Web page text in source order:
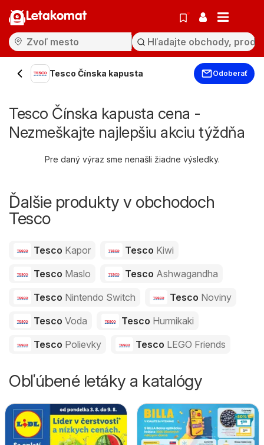
Letakomat
Tesco Čínska kapusta Odoberať
Tesco Čínska kapusta cena -
Nezmeškajte najlepšiu akciu týždňa
Pre daný výraz sme nenašli žiadne výsledky.
Ďalšie produkty v obchodoch
Tesco
Tesco Kapor Tesco Kiwi
Tesco Maslo Tesco Ashwagandha
Tesco Nintendo Switch Tesco Noviny
Tesco Voda Tesco Hurmikaki
Tesco Polievky Tesco LEGO Friends
Obľúbené letáky a katalógy